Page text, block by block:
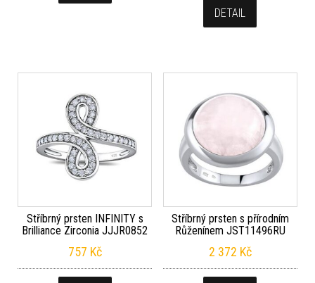
DETAIL
Stříbrný prsten INFINITY s
Brilliance Zirconia JJJR0852
757 Kč
Stříbrný prsten s přírodním
Růženínem JST11496RU
2 372 Kč